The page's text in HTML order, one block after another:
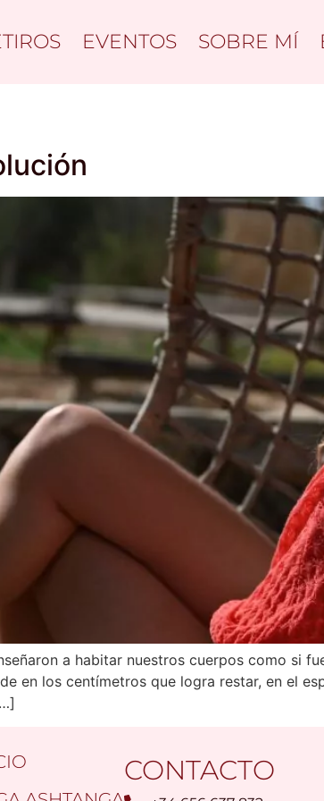
EVENTOS SOBRE MÍ
a habitar nuestros cuerpos como si
en los centímetros que logra restar, en el
CONTACTO